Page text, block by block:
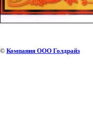
© Компания ООО Голдрайз